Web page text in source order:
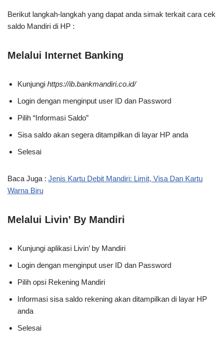
Berikut langkah-langkah yang dapat anda simak terkait cara cek
saldo Mandiri di HP :
Melalui Internet Banking
Kunjungi https://ib.bankmandiri.co.id/
Login dengan menginput user ID dan Password
Pilih “Informasi Saldo”
Sisa saldo akan segera ditampilkan di layar HP anda
Selesai
Baca Juga : Jenis Kartu Debit Mandiri: Limit, Visa Dan Kartu
Warna Biru
Melalui Livin’ By Mandiri
Kunjungi aplikasi Livin’ by Mandiri
Login dengan menginput user ID dan Password
Pilih opsi Rekening Mandiri
Informasi sisa saldo rekening akan ditampilkan di layar HP
anda
Selesai